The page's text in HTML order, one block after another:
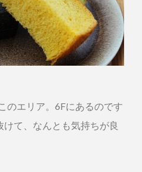
のエリア。6Fにあるのです
て、なんとも気持ちが良